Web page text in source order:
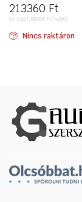
213360 Ft
(bruttó)168000 Ft(nettó)
Nincs raktáron